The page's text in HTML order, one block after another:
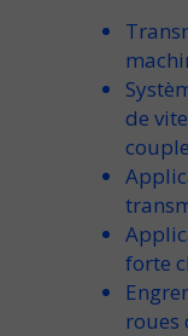
de
couple
forte
roues